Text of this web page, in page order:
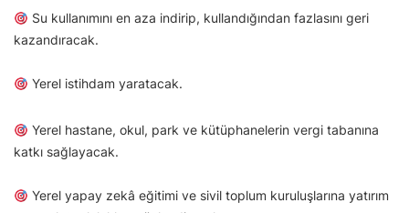
Su kullanımını en aza indirip, kullandığından fazlasını geri
kazandıracak.
Yerel istihdam yaratacak.
Yerel hastane, okul, park ve kütüphanelerin vergi tabanına
katkı sağlayacak.
Yerel yapay zekâ eğitimi ve sivil toplum kuruluşlarına yatırım